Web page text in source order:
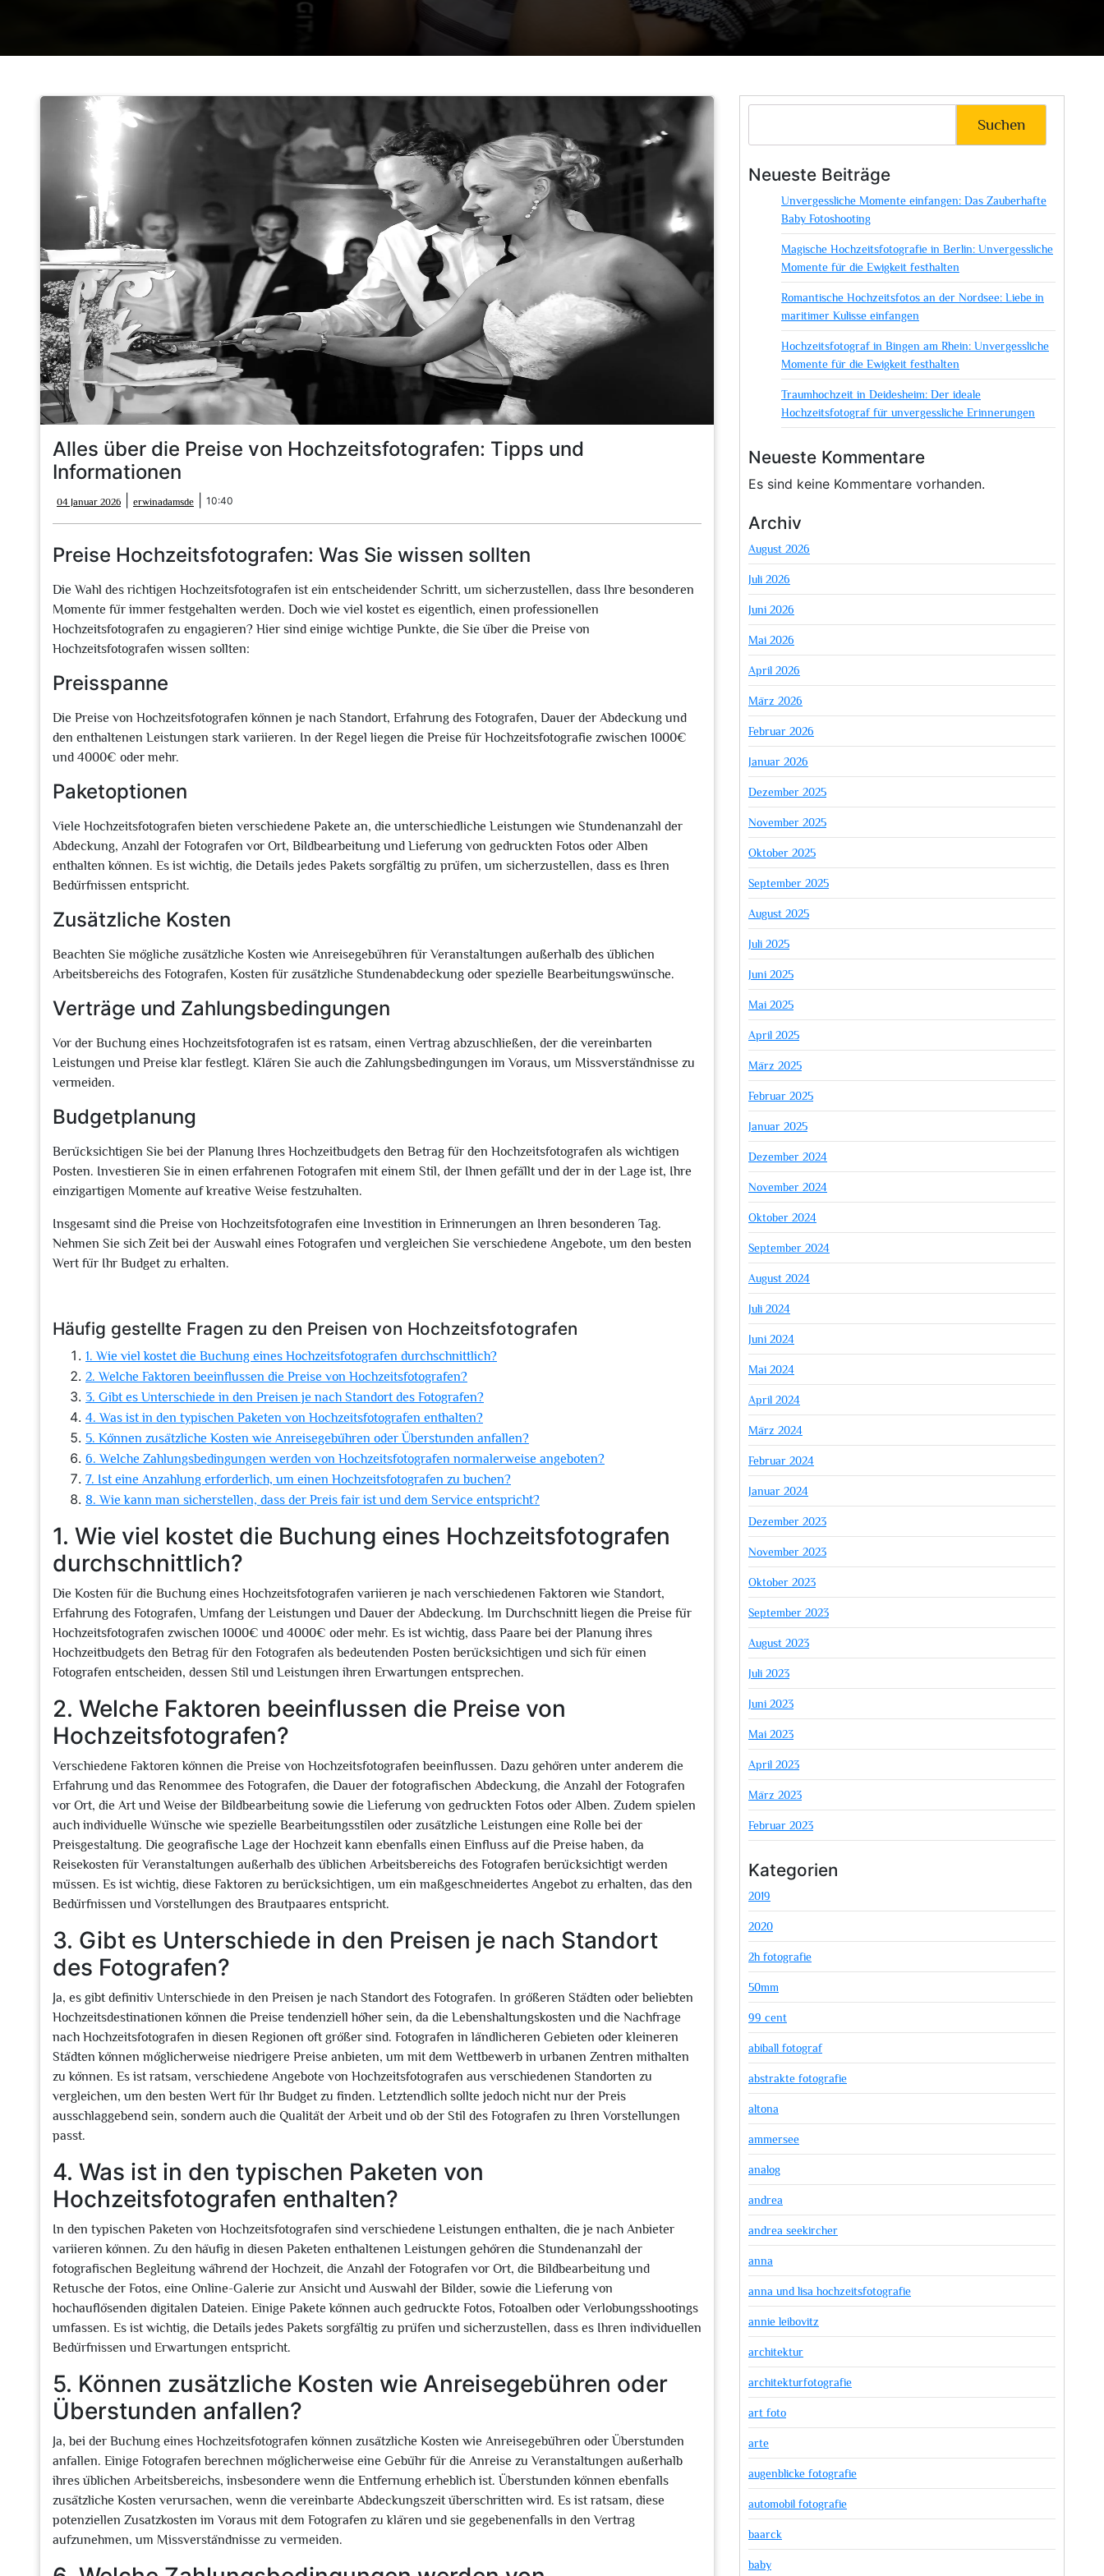
Alles über die Preise von Hochzeitsfotografen: Tipps und
Informationen
04 Januar 2026
Januar
2026
erwinadamsde erwinadamsde
10:40
Preise Hochzeitsfotografen: Was Sie wissen sollten
Die Wahl des richtigen Hochzeitsfotografen ist ein entscheidender Schritt, um sicherzustellen, dass Ihre besonderen
Momente für immer festgehalten werden. Doch wie viel kostet es eigentlich, einen professionellen
Hochzeitsfotografen zu engagieren? Hier sind einige wichtige Punkte, die Sie über die Preise von
Hochzeitsfotografen wissen sollten:
Preisspanne
Die Preise von Hochzeitsfotografen können je nach Standort, Erfahrung des Fotografen, Dauer der Abdeckung und
den enthaltenen Leistungen stark variieren. In der Regel liegen die Preise für Hochzeitsfotografie zwischen 1000€
und 4000€ oder mehr.
Paketoptionen
Viele Hochzeitsfotografen bieten verschiedene Pakete an, die unterschiedliche Leistungen wie Stundenanzahl der
Abdeckung, Anzahl der Fotografen vor Ort, Bildbearbeitung und Lieferung von gedruckten Fotos oder Alben
enthalten können. Es ist wichtig, die Details jedes Pakets sorgfältig zu prüfen, um sicherzustellen, dass es Ihren
Bedürfnissen entspricht.
Zusätzliche Kosten
Beachten Sie mögliche zusätzliche Kosten wie Anreisegebühren für Veranstaltungen außerhalb des üblichen
Arbeitsbereichs des Fotografen, Kosten für zusätzliche Stundenabdeckung oder spezielle Bearbeitungswünsche.
Verträge und Zahlungsbedingungen
Vor der Buchung eines Hochzeitsfotografen ist es ratsam, einen Vertrag abzuschließen, der die vereinbarten
Leistungen und Preise klar festlegt. Klären Sie auch die Zahlungsbedingungen im Voraus, um Missverständnisse zu
vermeiden.
Budgetplanung
Berücksichtigen Sie bei der Planung Ihres Hochzeitbudgets den Betrag für den Hochzeitsfotografen als wichtigen
Posten. Investieren Sie in einen erfahrenen Fotografen mit einem Stil, der Ihnen gefällt und der in der Lage ist, Ihre
einzigartigen Momente auf kreative Weise festzuhalten.
Insgesamt sind die Preise von Hochzeitsfotografen eine Investition in Erinnerungen an Ihren besonderen Tag.
Nehmen Sie sich Zeit bei der Auswahl eines Fotografen und vergleichen Sie verschiedene Angebote, um den besten
Wert für Ihr Budget zu erhalten.
Häufig gestellte Fragen zu den Preisen von Hochzeitsfotografen
1. Wie viel kostet die Buchung eines Hochzeitsfotografen durchschnittlich?
2. Welche Faktoren beeinflussen die Preise von Hochzeitsfotografen?
3. Gibt es Unterschiede in den Preisen je nach Standort des Fotografen?
4. Was ist in den typischen Paketen von Hochzeitsfotografen enthalten?
5. Können zusätzliche Kosten wie Anreisegebühren oder Überstunden anfallen?
6. Welche Zahlungsbedingungen werden von Hochzeitsfotografen normalerweise angeboten?
7. Ist eine Anzahlung erforderlich, um einen Hochzeitsfotografen zu buchen?
8. Wie kann man sicherstellen, dass der Preis fair ist und dem Service entspricht?
1. Wie viel kostet die Buchung eines Hochzeitsfotografen
durchschnittlich?
Die Kosten für die Buchung eines Hochzeitsfotografen variieren je nach verschiedenen Faktoren wie Standort,
Erfahrung des Fotografen, Umfang der Leistungen und Dauer der Abdeckung. Im Durchschnitt liegen die Preise für
Hochzeitsfotografen zwischen 1000€ und 4000€ oder mehr. Es ist wichtig, dass Paare bei der Planung ihres
Hochzeitbudgets den Betrag für den Fotografen als bedeutenden Posten berücksichtigen und sich für einen
Fotografen entscheiden, dessen Stil und Leistungen ihren Erwartungen entsprechen.
2. Welche Faktoren beeinflussen die Preise von
Hochzeitsfotografen?
Verschiedene Faktoren können die Preise von Hochzeitsfotografen beeinflussen. Dazu gehören unter anderem die
Erfahrung und das Renommee des Fotografen, die Dauer der fotografischen Abdeckung, die Anzahl der Fotografen
vor Ort, die Art und Weise der Bildbearbeitung sowie die Lieferung von gedruckten Fotos oder Alben. Zudem spielen
auch individuelle Wünsche wie spezielle Bearbeitungsstilen oder zusätzliche Leistungen eine Rolle bei der
Preisgestaltung. Die geografische Lage der Hochzeit kann ebenfalls einen Einfluss auf die Preise haben, da
Reisekosten für Veranstaltungen außerhalb des üblichen Arbeitsbereichs des Fotografen berücksichtigt werden
müssen. Es ist wichtig, diese Faktoren zu berücksichtigen, um ein maßgeschneidertes Angebot zu erhalten, das den
Bedürfnissen und Vorstellungen des Brautpaares entspricht.
3. Gibt es Unterschiede in den Preisen je nach Standort
des Fotografen?
Ja, es gibt definitiv Unterschiede in den Preisen je nach Standort des Fotografen. In größeren Städten oder beliebten
Hochzeitsdestinationen können die Preise tendenziell höher sein, da die Lebenshaltungskosten und die Nachfrage
nach Hochzeitsfotografen in diesen Regionen oft größer sind. Fotografen in ländlicheren Gebieten oder kleineren
Städten können möglicherweise niedrigere Preise anbieten, um mit dem Wettbewerb in urbanen Zentren mithalten
zu können. Es ist ratsam, verschiedene Angebote von Hochzeitsfotografen aus verschiedenen Standorten zu
vergleichen, um den besten Wert für Ihr Budget zu finden. Letztendlich sollte jedoch nicht nur der Preis
ausschlaggebend sein, sondern auch die Qualität der Arbeit und ob der Stil des Fotografen zu Ihren Vorstellungen
passt.
4. Was ist in den typischen Paketen von
Hochzeitsfotografen enthalten?
In den typischen Paketen von Hochzeitsfotografen sind verschiedene Leistungen enthalten, die je nach Anbieter
variieren können. Zu den häufig in diesen Paketen enthaltenen Leistungen gehören die Stundenanzahl der
fotografischen Begleitung während der Hochzeit, die Anzahl der Fotografen vor Ort, die Bildbearbeitung und
Retusche der Fotos, eine Online-Galerie zur Ansicht und Auswahl der Bilder, sowie die Lieferung von
hochauflösenden digitalen Dateien. Einige Pakete können auch gedruckte Fotos, Fotoalben oder Verlobungsshootings
umfassen. Es ist wichtig, die Details jedes Pakets sorgfältig zu prüfen und sicherzustellen, dass es Ihren individuellen
Bedürfnissen und Erwartungen entspricht.
5. Können zusätzliche Kosten wie Anreisegebühren oder
Überstunden anfallen?
Ja, bei der Buchung eines Hochzeitsfotografen können zusätzliche Kosten wie Anreisegebühren oder Überstunden
anfallen. Einige Fotografen berechnen möglicherweise eine Gebühr für die Anreise zu Veranstaltungen außerhalb
ihres üblichen Arbeitsbereichs, insbesondere wenn die Entfernung erheblich ist. Überstunden können ebenfalls
zusätzliche Kosten verursachen, wenn die vereinbarte Abdeckungszeit überschritten wird. Es ist ratsam, diese
potenziellen Zusatzkosten im Voraus mit dem Fotografen zu klären und sie gegebenenfalls in den Vertrag
aufzunehmen, um Missverständnisse zu vermeiden.
Suchen
Neueste Beiträge
Unvergessliche Momente einfangen: Das Zauberhafte
Baby Fotoshooting
Magische Hochzeitsfotografie in Berlin: Unvergessliche
Momente für die Ewigkeit festhalten
Romantische Hochzeitsfotos an der Nordsee: Liebe in
maritimer Kulisse einfangen
Hochzeitsfotograf in Bingen am Rhein: Unvergessliche
Momente für die Ewigkeit festhalten
Traumhochzeit in Deidesheim: Der ideale
Hochzeitsfotograf für unvergessliche Erinnerungen
Neueste Kommentare
Es sind keine Kommentare vorhanden.
Archiv
August 2026
Juli 2026
Juni 2026
Mai 2026
April 2026
März 2026
Februar 2026
Januar 2026
Dezember 2025
November 2025
Oktober 2025
September 2025
August 2025
Juli 2025
Juni 2025
Mai 2025
April 2025
März 2025
Februar 2025
Januar 2025
Dezember 2024
November 2024
Oktober 2024
September 2024
August 2024
Juli 2024
Juni 2024
Mai 2024
April 2024
März 2024
Februar 2024
Januar 2024
Dezember 2023
November 2023
Oktober 2023
September 2023
August 2023
Juli 2023
Juni 2023
Mai 2023
April 2023
März 2023
Februar 2023
Kategorien
2019
2020
2h fotografie
50mm
99 cent
abiball fotograf
abstrakte fotografie
altona
ammersee
analog
andrea
andrea seekircher
anna
anna und lisa hochzeitsfotografie
annie leibovitz
architektur
architekturfotografie
art foto
arte
augenblicke fotografie
automobil fotografie
baarck
baby